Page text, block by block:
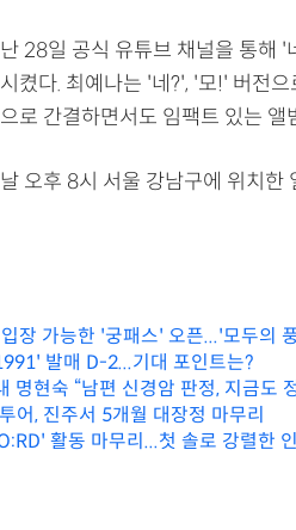
28일 공식 유튜브 채널을 통해
켰다. 최예나는 '네?', '모!' 버전
로 간결하면서도 임팩트 있는 앨
오후 8시 서울 강남구에 위치
장 가능한 '궁패스' 오픈...'모두의
발매 D-2...기대 포인트는?
명현숙 “남편 신경암 판정, 지금도
어, 진주서 5개월 대장정 마무리
활동 마무리...첫 솔로 강렬한